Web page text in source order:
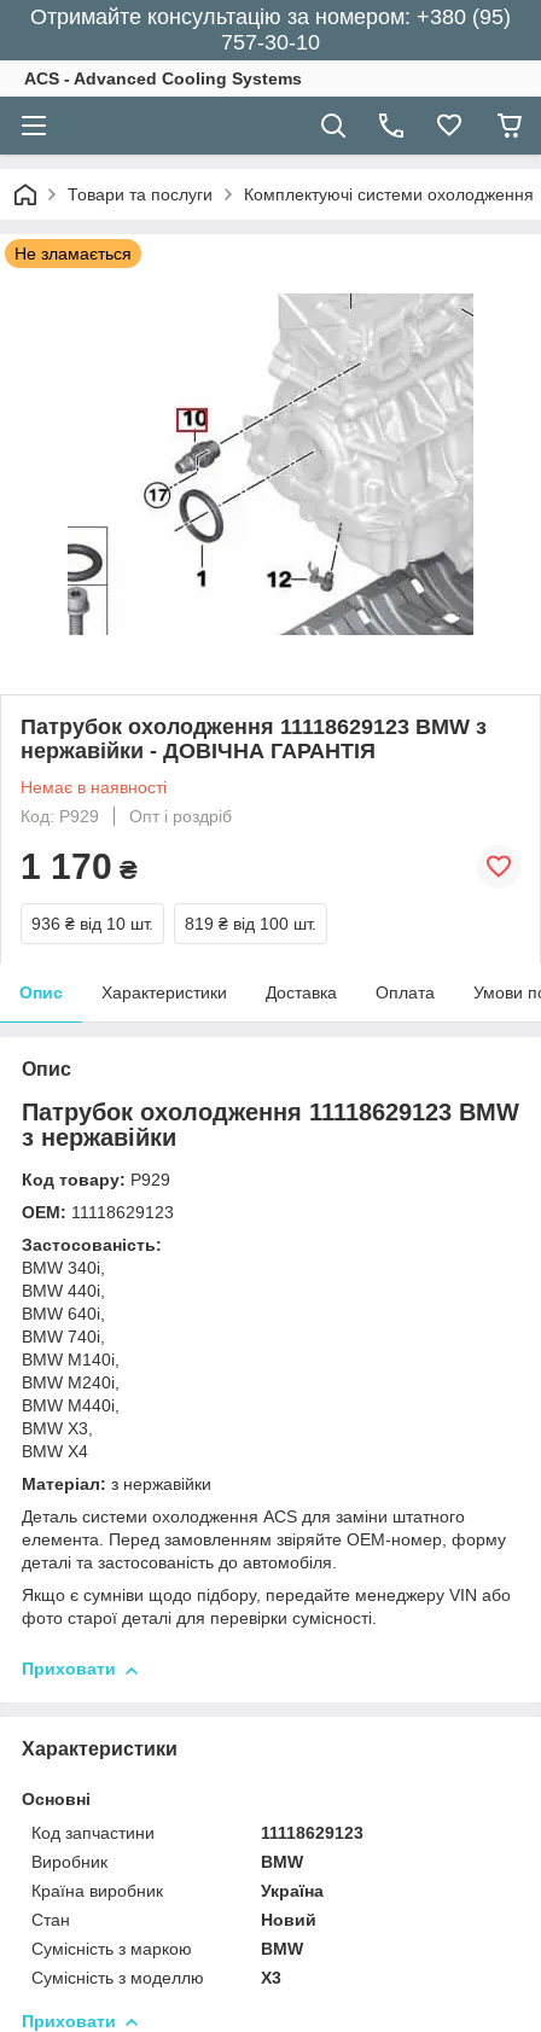
Отримайте консультацію за номером: +380 (95)
757-30-10
ACS - Advanced Cooling Systems
Товари та послуги Комплектуючі системи охолодження
Не зламається
Патрубок охолодження 11118629123 BMW з
нержавійки - ДОВІЧНА ГАРАНТІЯ
Немає в наявності
Код: Р929
Опт і роздріб
1 170 ₴
936 ₴ від 10 шт. 819 ₴ від 100 шт.
Опис Характеристики Доставка Оплата Умови
Опис
Патрубок охолодження 11118629123 BMW
з нержавійки
Код товару: Р929
OEM: 11118629123
Застосованість:
BMW 340i,
BMW 440i,
BMW 640i,
BMW 740i,
BMW M140i,
BMW M240i,
BMW M440i,
BMW X3,
BMW X4
Матеріал: з нержавійки
Деталь системи охолодження ACS для заміни штатного
елемента. Перед замовленням звіряйте OEM-номер, форму
деталі та застосованість до автомобіля.
Якщо є сумніви щодо підбору, передайте менеджеру VIN або
фото старої деталі для перевірки сумісності.
Приховати
Характеристики
Основні
Код запчастини
11118629123
Виробник
BMW
Країна виробник
Україна
Стан
Новий
Сумісність з маркою
BMW
Сумісність з моделлю
X3
Приховати